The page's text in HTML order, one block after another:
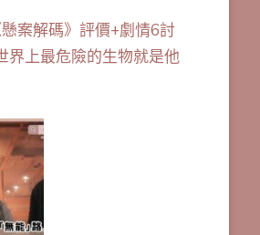
案解碼》評價+劇情6討
界上最危險的生物就是他